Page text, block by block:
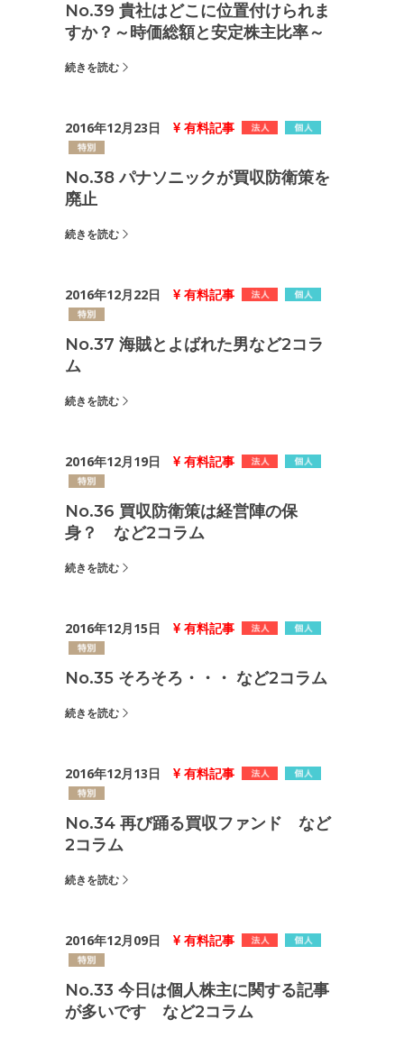
No.39 貴社はどこに位置付けられま
すか？～時価総額と安定株主比率～
続きを読む
2016年12月23日 有料記事
No.38 パナソニックが買収防衛策を
廃止
続きを読む
2016年12月22日 有料記事
No.37 海賊とよばれた男など2コラ
ム
続きを読む
2016年12月19日 有料記事
No.36 買収防衛策は経営陣の保
身？ など2コラム
続きを読む
2016年12月15日 有料記事
No.35 そろそろ・・・ など2コラム
続きを読む
2016年12月13日 有料記事
No.34 再び踊る買収ファンド など
2コラム
続きを読む
2016年12月09日 有料記事
No.33 今日は個人株主に関する記事
が多いです など2コラム